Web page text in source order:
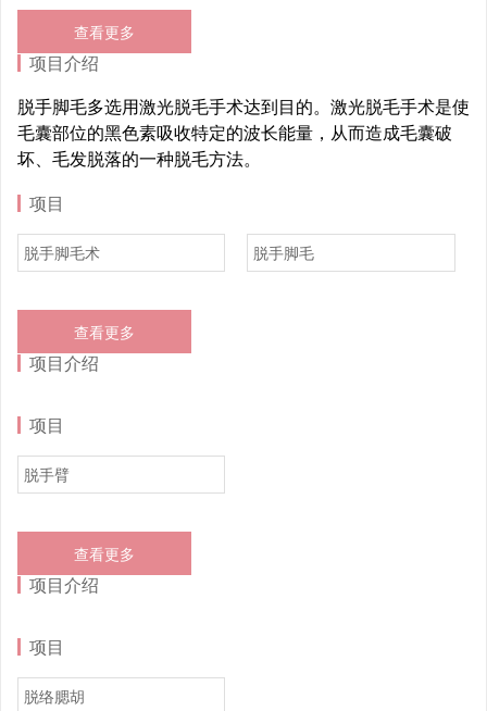
查看更多
项目介绍
脱手脚毛多选用激光脱毛手术达到目的。激光脱毛手术是使
毛囊部位的黑色素吸收特定的波长能量，从而造成毛囊破
坏、毛发脱落的一种脱毛方法。
项目
脱手脚毛术 脱手脚毛
查看更多
项目介绍
项目
脱手臂
查看更多
项目介绍
项目
脱络腮胡